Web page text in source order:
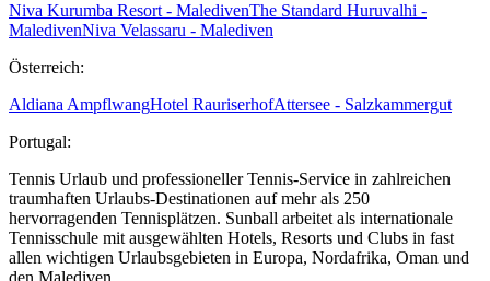
Niva Kurumba Resort - MaledivenThe Standard Huruvalhi -
MaledivenNiva Velassaru - Malediven
Österreich:
Aldiana AmpflwangHotel RauriserhofAttersee - Salzkammergut
Portugal:
Tennis Urlaub und professioneller Tennis-Service in zahlreichen
traumhaften Urlaubs-Destinationen auf mehr als 250
hervorragenden Tennisplätzen. Sunball arbeitet als internationale
Tennisschule mit ausgewählten Hotels, Resorts und Clubs in fast
allen wichtigen Urlaubsgebieten in Europa, Nordafrika, Oman und